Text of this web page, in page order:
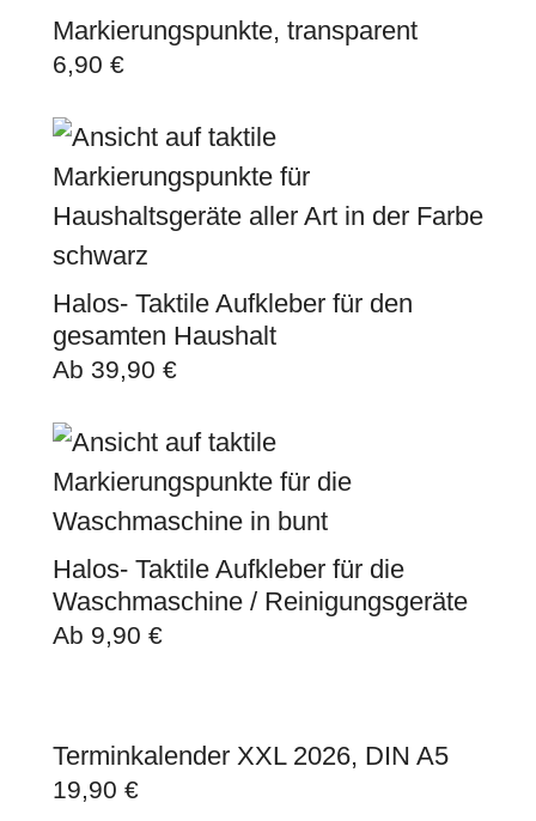
Markierungspunkte, transparent
6,90 €
Halos- Taktile Aufkleber für den
gesamten Haushalt
Ab 39,90 €
Halos- Taktile Aufkleber für die
Waschmaschine / Reinigungsgeräte
Ab 9,90 €
Terminkalender XXL 2026, DIN A5
19,90 €